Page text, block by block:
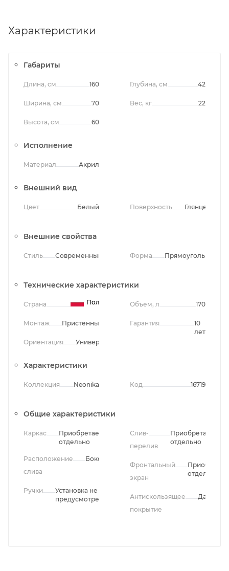
Характеристики
Габариты
Длина, см 160
Ширина, см 70
Высота, см 60
Глубина, см 42
Вес, кг 22
Исполнение
Материал Акрил
Внешний вид
Цвет Белый Поверхность Глянцевая
Внешние свойства
Стиль Современный Форма Прямоугольная
Технические характеристики
Страна Польша
Монтаж Пристенный
Ориентация Универсальная
Объем, л 170
Гарантия
10
лет
Характеристики
Коллекция Neonika Код 16719
Общие характеристики
Каркас
Приобретается
отдельно
Расположение
слива
Боковое
Ручки
Установка не
предусмотрена
Слив-
перелив
Приобретается
отдельно
Фронтальный
экран
отдельно
Антискользящее
покрытие
Да